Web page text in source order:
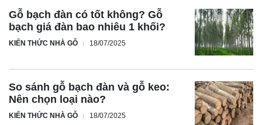
Gỗ bạch đàn có tốt không? Gỗ
bạch giá đàn bao nhiêu 1 khối?
KIẾN THỨC NHÀ GỖ 18/07/2025
So sánh gỗ bạch đàn và gỗ keo:
Nên chọn loại nào?
KIẾN THỨC NHÀ GỖ 18/07/2025